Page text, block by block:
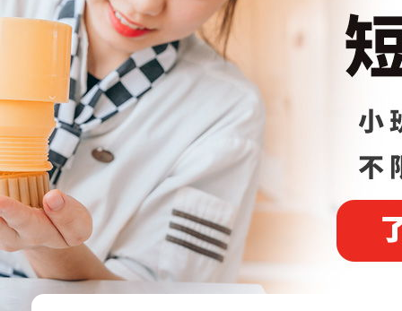
学院概况
作品赏析
联系我们